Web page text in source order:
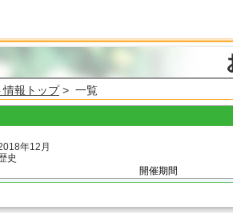
情報トップ> 一覧
年12月
史
開催期間